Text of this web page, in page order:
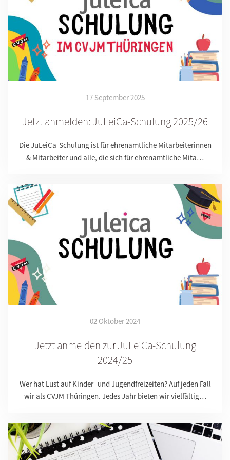
17 September 2025
Jetzt anmelden: JuLeiCa-Schulung 2025/26
Die JuLeiCa-Schulung ist für ehrenamtliche Mitarbeiterinnen
& Mitarbeiter und alle, die sich für ehrenamtliche Mita…
02 Oktober 2024
Jetzt anmelden zur JuLeiCa-Schulung
2024/25
Wer hat Lust auf Kinder- und Jugendfreizeiten? Auf jeden Fall
wir als CVJM Thüringen. Jedes Jahr bieten wir vielfältig…